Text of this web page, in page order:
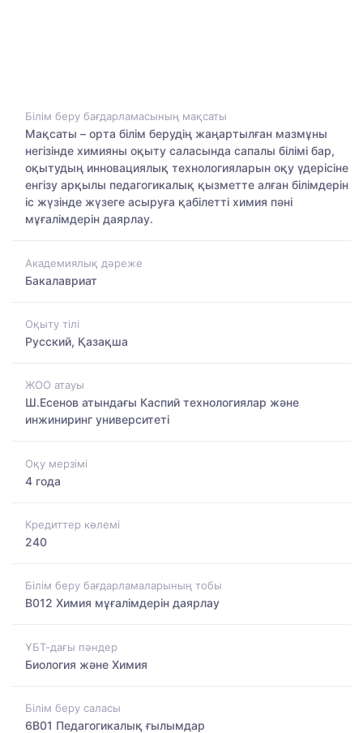
Білім беру бағдарламасының мақсаты
Мақсаты – орта білім берудің жаңартылған мазмұны
негізінде химияны оқыту саласында сапалы білімі бар,
оқытудың инновациялық технологияларын оқу үдерісіне
енгізу арқылы педагогикалық қызметте алған білімдерін
іс жүзінде жүзеге асыруға қабілетті химия пәні
мұғалімдерін даярлау.
Академиялық дәреже
Бакалавриат
Оқыту тілі
Русский, Қазақша
ЖОО атауы
Ш.Есенов атындағы Каспий технологиялар және
инжиниринг университеті
Оқу мерзімі
4 года
Кредиттер көлемі
240
Білім беру бағдарламаларының тобы
B012 Химия мұғалімдерін даярлау
ҰБТ-дағы пәндер
Биология және Химия
Білім беру саласы
6B01 Педагогикалық ғылымдар